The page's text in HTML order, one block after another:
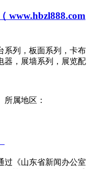
www.hbzl888.com
系列，板面系列，卡布
器，展墙系列，展览配
属地区：
过《山东省新闻办公室